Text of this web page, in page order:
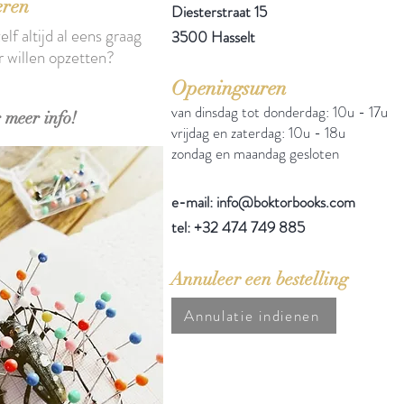
info!
altijd al eens graag
willen opzetten?
Diesterstraat 15
3500 Hasselt
Openingsuren
van dinsdag tot donderdag: 10u - 17u
vrijdag en zaterdag: 10u - 18u
zondag en maandag gesloten
e-mail: info@boktorbooks.com
tel: +32 474 749 885
Annuleer een bestelling
Annulatie indienen